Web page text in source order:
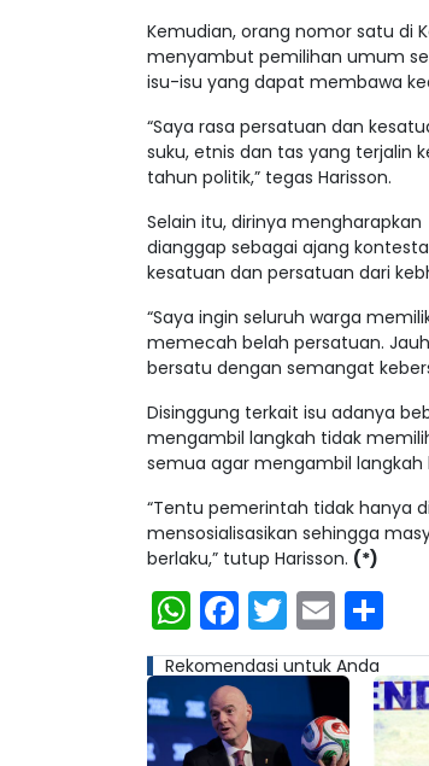
Kemudian, orang nomor satu di
menyambut pemilihan umum
isu-isu yang dapat membawa
“Saya rasa persatuan dan
suku, etnis dan tas yang terjalin
tahun politik,” tegas Harisson.
Selain itu, dirinya
dianggap sebagai ajang
kesatuan dan persatuan dari
“Saya ingin seluruh warga
memecah belah persatuan.
bersatu dengan semangat
Disinggung terkait isu adanya
mengambil langkah tidak
semua agar mengambil langkah
“Tentu pemerintah tidak hanya
mensosialisasikan sehingga
berlaku,” tutup Harisson. (*)
WhatsApp
Facebook
Twitter
Email
Rekomendasi untuk Anda